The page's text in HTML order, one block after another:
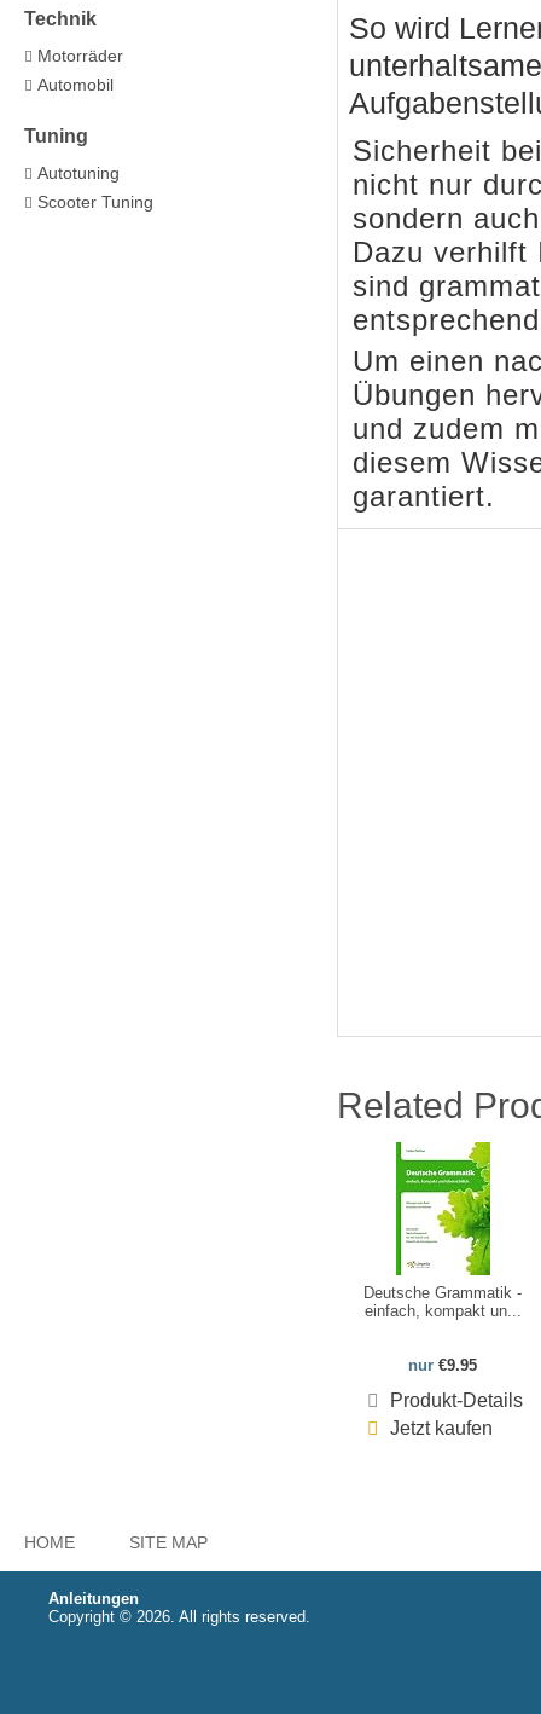
So wird
Sicherheit
nicht nur
sondern
Dazu verhilft
sind
Um einen
Übungen
und zudem
diesem
garantiert.
Related
Deutsche Grammatik -
einfach, kompakt un...
nur €9.95
Produkt-Details
Jetzt kaufen
Technik
Motorräder
Automobil
Tuning
Autotuning
Scooter Tuning
HOME SITE MAP
Anleitungen
Copyright © 2026. All rights reserved.